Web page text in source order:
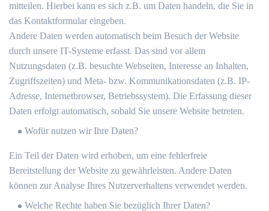
mitteilen. Hierbei kann es sich z.B. um Daten handeln, die Sie in
das Kontaktformular eingeben.
Andere Daten werden automatisch beim Besuch der Website
durch unsere IT-Systeme erfasst. Das sind vor allem
Nutzungsdaten (z.B. besuchte Webseiten, Interesse an Inhalten,
Zugriffszeiten) und Meta- bzw. Kommunikationsdaten (z.B. IP-
Adresse, Internetbrowser, Betriebssystem). Die Erfassung dieser
Daten erfolgt automatisch, sobald Sie unsere Website betreten.
Wofür nutzen wir Ihre Daten?
Ein Teil der Daten wird erhoben, um eine fehlerfreie
Bereitstellung der Website zu gewährleisten. Andere Daten
können zur Analyse Ihres Nutzerverhaltens verwendet werden.
Welche Rechte haben Sie bezüglich Ihrer Daten?